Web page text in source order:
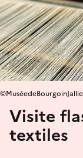
Visite
textiles